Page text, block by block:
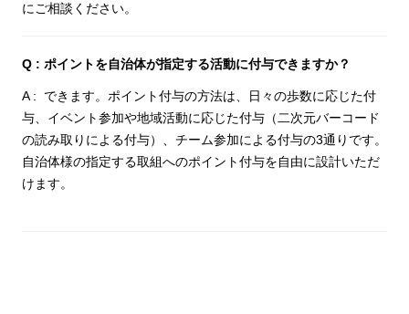
にご相談ください。
ポイントを自治体が指定する活動に付与できますか？
できます。ポイント付与の方法は、日々の歩数に応じた付
与、イベント参加や地域活動に応じた付与（二次元バーコード
の読み取りによる付与）、チーム参加による付与の3通りです。
自治体様の指定する取組へのポイント付与を自由に設計いただ
けます。